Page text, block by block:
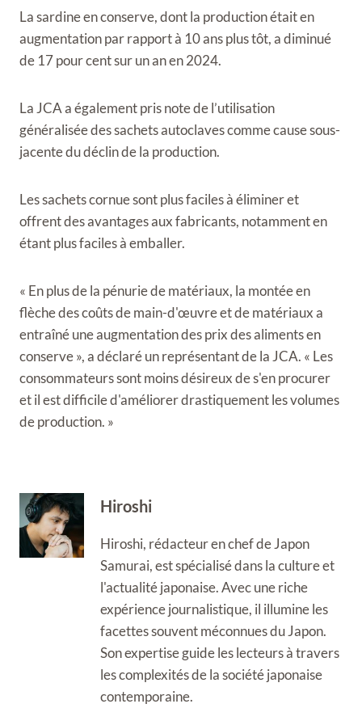
La sardine en conserve, dont la production était en
augmentation par rapport à 10 ans plus tôt, a diminué
de 17 pour cent sur un an en 2024.
La JCA a également pris note de l’utilisation
généralisée des sachets autoclaves comme cause sous-
jacente du déclin de la production.
Les sachets cornue sont plus faciles à éliminer et
offrent des avantages aux fabricants, notamment en
étant plus faciles à emballer.
« En plus de la pénurie de matériaux, la montée en
flèche des coûts de main-d'œuvre et de matériaux a
entraîné une augmentation des prix des aliments en
conserve », a déclaré un représentant de la JCA. « Les
consommateurs sont moins désireux de s'en procurer
et il est difficile d'améliorer drastiquement les volumes
de production. »
Hiroshi
Hiroshi, rédacteur en chef de Japon
Samurai, est spécialisé dans la culture et
l'actualité japonaise. Avec une riche
expérience journalistique, il illumine les
facettes souvent méconnues du Japon.
Son expertise guide les lecteurs à travers
les complexités de la société japonaise
contemporaine.